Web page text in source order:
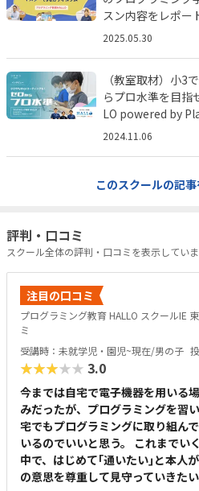
スン内容をレポー
2025.05.30
（教室取材）小3
らプロ水準を目指
LO powered by
2024.11.06
このスクールの記
評判・口コミ
スクール全体の評判・口コミを表示していま
注目の口コミ
プログラミング教育 HALLO スクールIE
ミ
受講時：未就学児・園児~現在/男の子
★★★★★ 3.0
今までは自宅で電子機器を用いる
みだったが、プログラミングを習
宅でもプログラミングに取り組ん
いるのでいいと思う。 これまでい
中で、はじめて｢通いたい｣と本人
の意思を尊重して見守っていきたい